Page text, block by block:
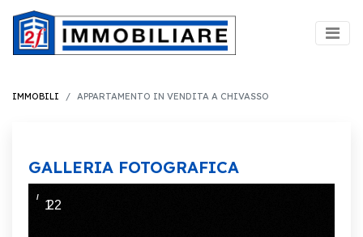
IMMOBILI APPARTAMENTO IN VENDITA A CHIVASSO
GALLERIA FOTOGRAFICA
1
/
22